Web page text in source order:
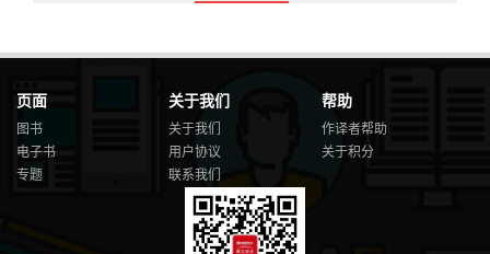
页面
图书
电子书
专题
关于我们
关于我们
用户协议
联系我们
帮助
作译者帮助
关于积分